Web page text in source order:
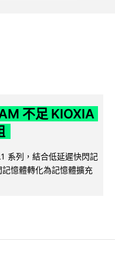
不足 KIOXIA
系列，結合低延遲快閃記
記憶體轉化為記憶體擴充